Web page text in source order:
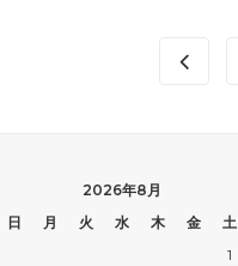
2026年8月
日
月 火 水 木 金
土
1